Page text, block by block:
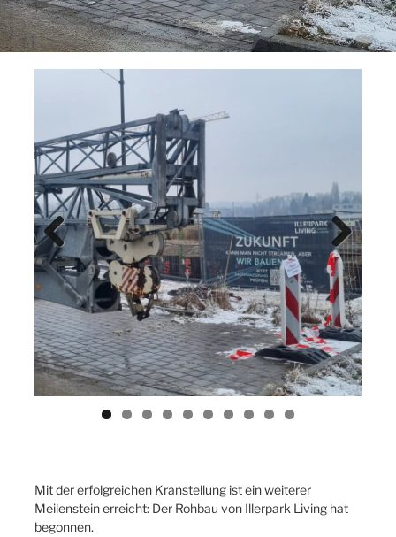
Previ
ous
Next
Mit der erfolgreichen Kranstellung ist ein weiterer
Meilenstein erreicht: Der Rohbau von Illerpark Living hat
begonnen.